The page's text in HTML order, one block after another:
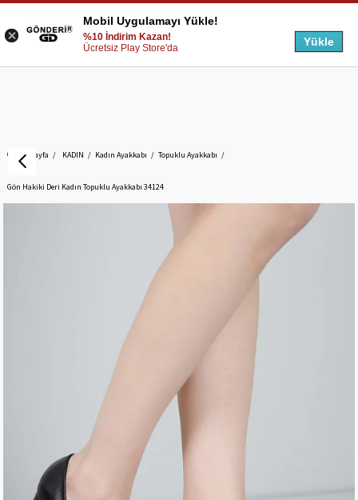
Anasayfa KADIN Kadın Ayakkabı Topuklu Ayakkabı
Gön Hakiki Deri Kadın Topuklu Ayakkabı 34124
Mobil Uygulamayı Yükle!
%10 İndirim Kazan!
Ücretsiz Play Store'da
Yükle